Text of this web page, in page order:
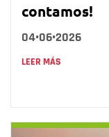
contamos!
04•06•2026
LEER MÁS